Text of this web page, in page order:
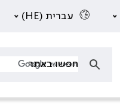
עברית (HE)